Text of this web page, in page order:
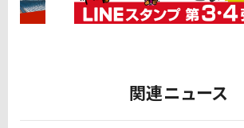
関連ニュース